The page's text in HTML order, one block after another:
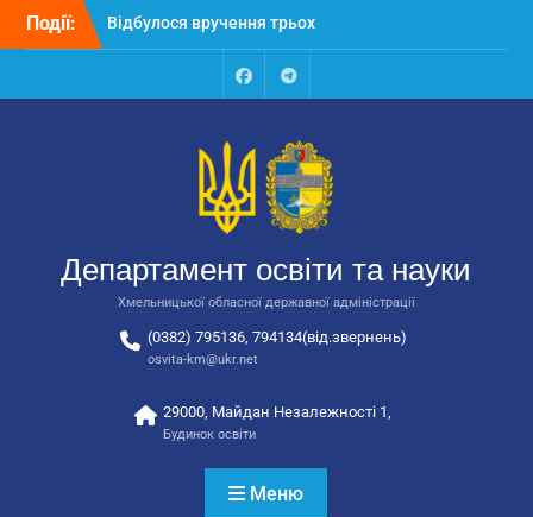
Перейти
Події:
автобусів для потреб
закладів освіти
Відбулося засідання
колегії Департаменту
державної адміністрації
Відбулась обласна
відповідальних за
національно-патріотичне
виховання
FacebookTalegram
Департамент освіти та науки
Хмельницької обласної державної адміністрації
(0382) 795136, 794134(від.звернень)
osvita-km@ukr.net
29000, Майдан Незалежності 1,
Будинок освіти
Меню